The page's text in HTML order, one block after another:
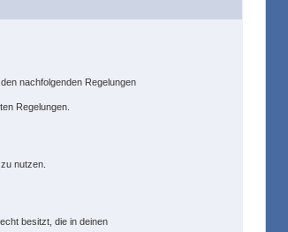
nachfolgenden Regelungen
Regelungen.
nutzen.
besitzt, die in deinen